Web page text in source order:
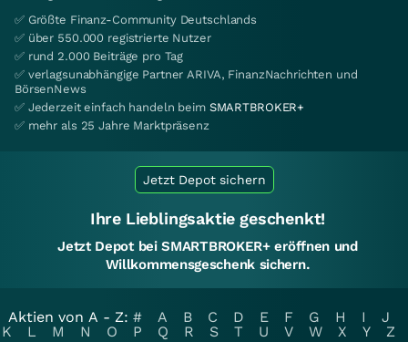
✅ Größte Finanz-Community Deutschlands
✅ über 550.000 registrierte Nutzer
✅ rund 2.000 Beiträge pro Tag
✅ verlagsunabhängige Partner ARIVA, FinanzNachrichten und
BörsenNews
✅ Jederzeit einfach handeln beim SMARTBROKER+
✅ mehr als 25 Jahre Marktpräsenz
Jetzt Depot sichern
Ihre Lieblingsaktie geschenkt!
Jetzt Depot bei SMARTBROKER+ eröffnen und
Willkommensgeschenk sichern.
Aktien von A - Z: # A B C D E F G H I
J
K
L M N O P Q R S T U V W X Y
Z